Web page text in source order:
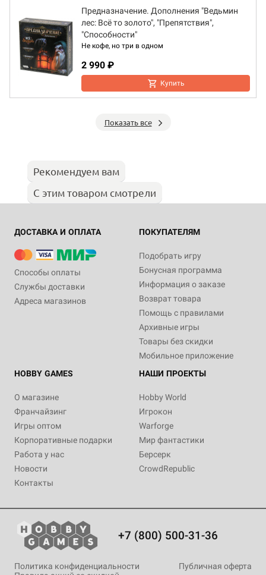
Предназначение. Дополнения "Ведьмин
лес: Всё то золото", "Препятствия",
"Способности"
Не кофе, но три в одном
2 990 ₽
Купить
Показать все
Рекомендуем вам
С этим товаром смотрели
ДОСТАВКА И ОПЛАТА
Способы оплаты
Службы доставки
Адреса магазинов
ПОКУПАТЕЛЯМ
Подобрать игру
Бонусная программа
Информация о заказе
Возврат товара
Помощь с правилами
Архивные игры
Товары без скидки
Мобильное приложение
HOBBY GAMES
О магазине
Франчайзинг
Игры оптом
Корпоративные подарки
Работа у нас
Новости
Контакты
НАШИ ПРОЕКТЫ
Hobby World
Игрокон
Warforge
Мир фантастики
Берсерк
CrowdRepublic
+7 (800) 500-31-36
Политика конфиденциальности
Публичная оферта